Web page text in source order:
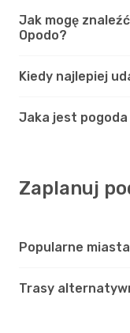
Jak mogę
Opodo?
Kiedy najlepiej
Jaka jest pogoda
Zaplanuj
Popularne miasta
Trasy